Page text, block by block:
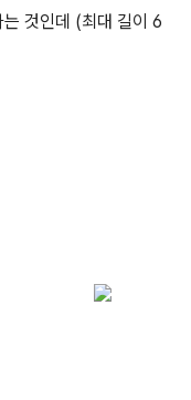
것인데 (최대 길이 6